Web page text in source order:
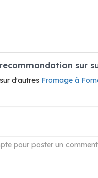
sur
d'autres Fromage à